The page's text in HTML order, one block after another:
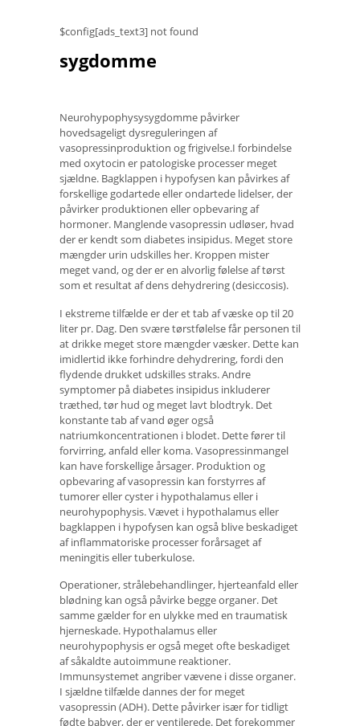
$config[ads_text3] not found
sygdomme
Neurohypophysysygdomme påvirker
hovedsageligt dysreguleringen af ​​
vasopressinproduktion og frigivelse.I forbindelse
med oxytocin er patologiske processer meget
sjældne. Bagklappen i hypofysen kan påvirkes af
forskellige godartede eller ondartede lidelser, der
påvirker produktionen eller opbevaring af
hormoner. Manglende vasopressin udløser, hvad
der er kendt som diabetes insipidus. Meget store
mængder urin udskilles her. Kroppen mister
meget vand, og der er en alvorlig følelse af tørst
som et resultat af dens dehydrering (desiccosis).
I ekstreme tilfælde er der et tab af væske op til 20
liter pr. Dag. Den svære tørstfølelse får personen til
at drikke meget store mængder væsker. Dette kan
imidlertid ikke forhindre dehydrering, fordi den
flydende drukket udskilles straks. Andre
symptomer på diabetes insipidus inkluderer
træthed, tør hud og meget lavt blodtryk. Det
konstante tab af vand øger også
natriumkoncentrationen i blodet. Dette fører til
forvirring, anfald eller koma. Vasopressinmangel
kan have forskellige årsager. Produktion og
opbevaring af vasopressin kan forstyrres af
tumorer eller cyster i hypothalamus eller i
neurohypophysis. Vævet i hypothalamus eller
bagklappen i hypofysen kan også blive beskadiget
af inflammatoriske processer forårsaget af
meningitis eller tuberkulose.
Operationer, strålebehandlinger, hjerteanfald eller
blødning kan også påvirke begge organer. Det
samme gælder for en ulykke med en traumatisk
hjerneskade. Hypothalamus eller
neurohypophysis er også meget ofte beskadiget
af såkaldte autoimmune reaktioner.
Immunsystemet angriber vævene i disse organer.
I sjældne tilfælde dannes der for meget
vasopressin (ADH). Dette påvirker især for tidligt
fødte babyer, der er ventilerede. Det forekommer